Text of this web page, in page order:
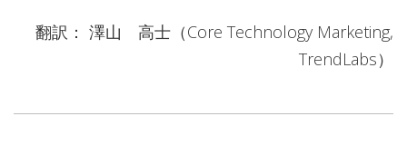
翻訳： 澤山 高士（Core Technology Marketing,
TrendLabs）